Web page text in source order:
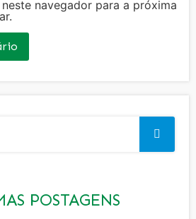
navegador para a próxima
POSTAGENS